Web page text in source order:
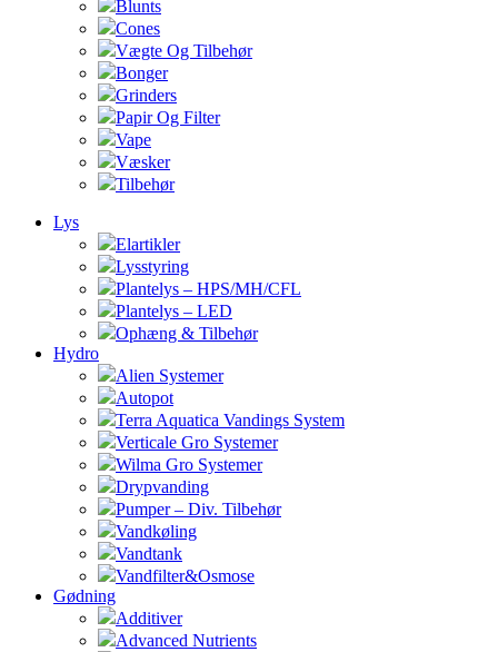
Blunts
Cones
Vægte Og Tilbehør
Bonger
Grinders
Papir Og Filter
Vape
Væsker
Tilbehør
Lys
Elartikler
Lysstyring
Plantelys – HPS/MH/CFL
Plantelys – LED
Ophæng & Tilbehør
Hydro
Alien Systemer
Autopot
Terra Aquatica Vandings System
Verticale Gro Systemer
Wilma Gro Systemer
Drypvanding
Pumper – Div. Tilbehør
Vandkøling
Vandtank
Vandfilter&Osmose
Gødning
Additiver
Advanced Nutrients